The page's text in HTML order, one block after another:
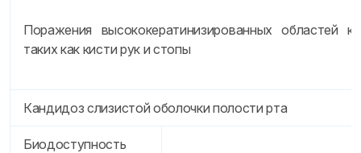
Поражения высококератинизированных областей
таких как кисти рук и стопы
Кандидоз слизистой оболочки полости рта
Биодоступность